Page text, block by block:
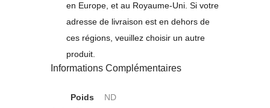
en Europe, et au Royaume-Uni. Si votre
adresse de livraison est en dehors de
ces régions, veuillez choisir un autre
produit.
Informations Complémentaires
Poids ND